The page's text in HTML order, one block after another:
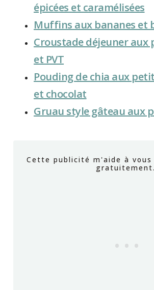
épicées et caramélisées
Muffins aux bananes et
Croustade déjeuner
et PVT
Pouding de chia aux
et chocolat
Gruau style gâteau aux